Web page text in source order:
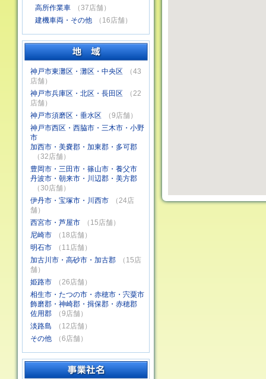
高所作業車
（37店舗）
建機車両・その他
（16店舗）
神戸市東灘区・灘区・中央区
（43
店舗）
神戸市兵庫区・北区・長田区
（22
店舗）
神戸市須磨区・垂水区
（9店舗）
神戸市西区・西脇市・三木市・小野
市
加西市・美嚢郡・加東郡・多可郡
（32店舗）
豊岡市・三田市・篠山市・養父市
丹波市・朝来市・川辺郡・美方郡
（30店舗）
伊丹市・宝塚市・川西市
（24店
舗）
西宮市・芦屋市
（15店舗）
尼崎市
（18店舗）
明石市
（11店舗）
加古川市・高砂市・加古郡
（15店
舗）
姫路市
（26店舗）
相生市・たつの市・赤穂市・宍粟市
飾磨郡・神崎郡・揖保郡・赤穂郡
佐用郡
（9店舗）
淡路島
（12店舗）
その他
（6店舗）